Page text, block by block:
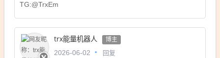
TG:@TrxEm
trx能量机器人 博主
2026-06-02 回复